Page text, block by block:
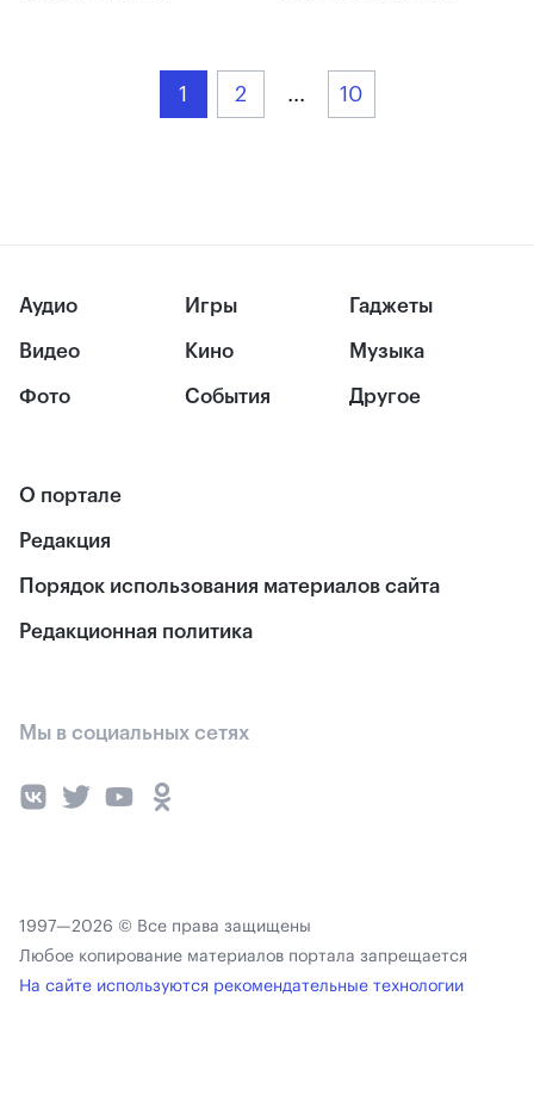
1 2 ... 10
Аудио
Видео
Фото
Игры
Кино
События
Гаджеты
Музыка
Другое
О портале
Редакция
Порядок использования материалов сайта
Редакционная политика
Мы в социальных сетях
1997—2026 © Все права защищены
Любое копирование материалов портала запрещается
На сайте используются рекомендательные технологии